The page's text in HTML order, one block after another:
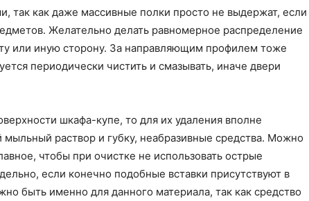
так как даже массивные полки просто не выдержат, если
Желательно делать равномерное распределение
или иную сторону. За направляющим профилем тоже
периодически чистить и смазывать, иначе двери
шкафа-купе, то для их удаления вполне
мыльный раствор и губку, неабразивные средства. Можно
чтобы при очистке не использовать острые
если конечно подобные вставки присутствуют в
быть именно для данного материала, так как средство